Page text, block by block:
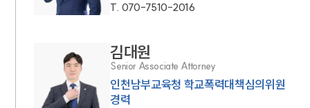
T. 070-7510-2016
김대원
Senior Associate Attorney
인천남부교육청 학교폭력대책심의위원
경력